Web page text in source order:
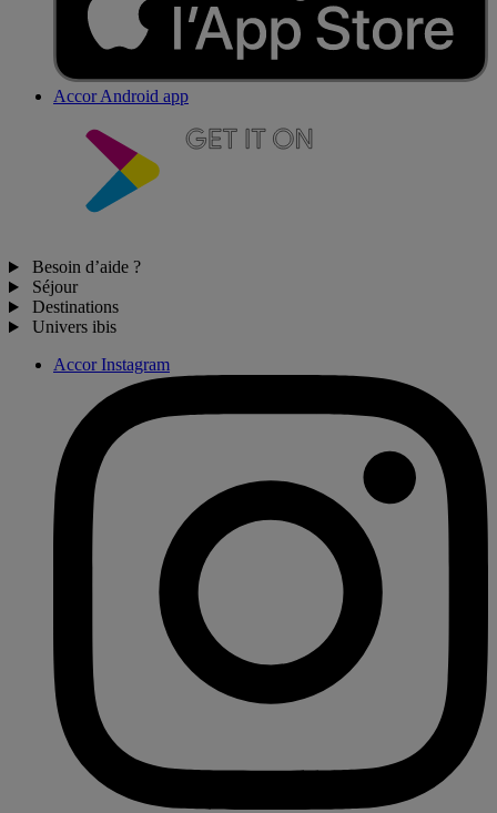
Accor Android app
Besoin d’aide ?
Séjour
Destinations
Univers ibis
Accor Instagram